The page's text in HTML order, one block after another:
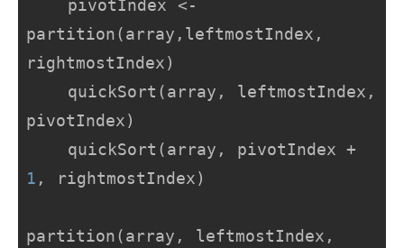
partition(array,leftmostIndex,
rightmostIndex)
pivotIndex)
1 , rightmostIndex)
partition(array, leftmostIndex,